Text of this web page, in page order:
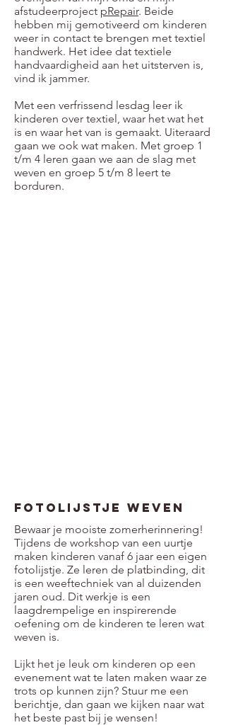
afstudeerproject pRepair. Beide
hebben mij gemotiveerd om kinderen
weer in contact te brengen met textiel
handwerk. Het idee dat textiele
handvaardigheid aan het uitsterven is,
vind ik jammer.
Met een verfrissend lesdag leer ik
kinderen over textiel, waar het wat het
is en waar het van is gemaakt. Uiteraard
gaan we ook wat maken. Met groep 1
t/m 4 leren gaan we aan de slag met
weven en groep 5 t/m 8 leert te
borduren.
Fotolijstje weven
Bewaar je mooiste zomerherinnering!
Tijdens de workshop van een uurtje
maken kinderen vanaf 6 jaar een eigen
fotolijstje. Ze leren de platbinding, dit
is een weeftechniek van al duizenden
jaren oud. Dit werkje is een
laagdrempelige en inspirerende
oefening om de kinderen te leren wat
weven is.
Lijkt het je leuk om kinderen op een
evenement wat te laten maken waar ze
trots op kunnen zijn? Stuur me een
berichtje, dan gaan we kijken naar wat
het beste past bij je wensen!